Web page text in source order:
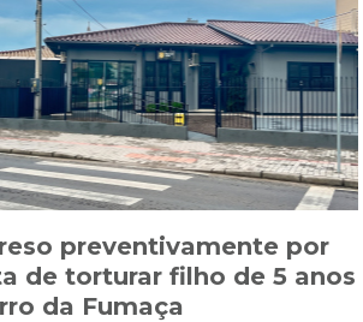
preventivamente por
de torturar filho de 5 anos
da Fumaça